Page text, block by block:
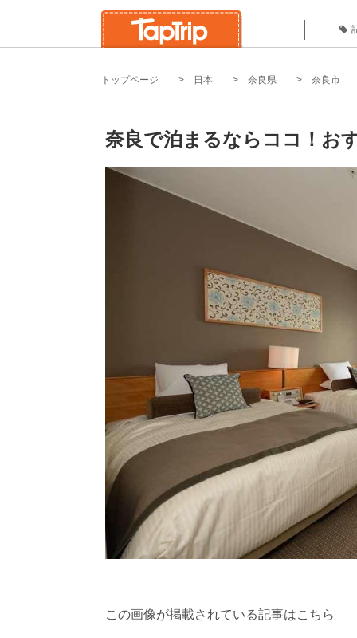
トップページ 日本 奈良県 奈良市
奈良で泊まるならココ！お
この画像が掲載されている記事はこちら